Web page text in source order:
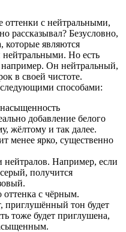
с нейтральными,
рассказывал? Безусловно,
которые являются
Но есть
Он нейтральный,
в своей чистоте.
способами:
добавление белого
жёлтому и так далее.
менее ярко, существенно
Например, если
получится
с чёрным.
тон будет
тоже будет приглушена,